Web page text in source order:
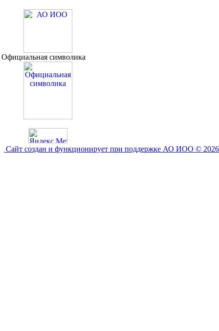
Официальная символика
Сайт создан и функционирует при поддержке АО ИОО © 2026